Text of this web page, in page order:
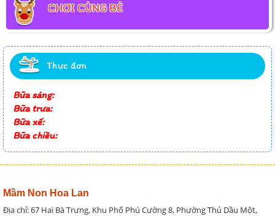
CHƠI CÙNG BÉ
Thực đơn
Bữa sáng:
Bữa trưa:
Bữa xế:
Bữa chiều:
Mầm Non Hoa Lan
Địa chỉ: 67 Hai Bà Trưng, Khu Phố Phú Cường 8, Phường Thủ Dầu Một,